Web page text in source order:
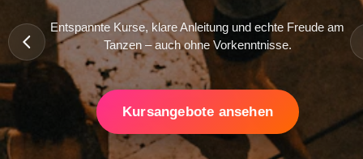
Entspannte Kurse, klare Anleitung und echte Freude am
Tanzen – auch ohne Vorkenntnisse.
Kursangebote ansehen